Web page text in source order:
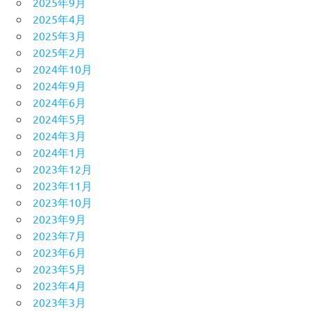
2025年4月
2025年3月
2025年2月
2024年10月
2024年9月
2024年6月
2024年5月
2024年3月
2024年1月
2023年12月
2023年11月
2023年10月
2023年9月
2023年7月
2023年6月
2023年5月
2023年4月
2023年3月